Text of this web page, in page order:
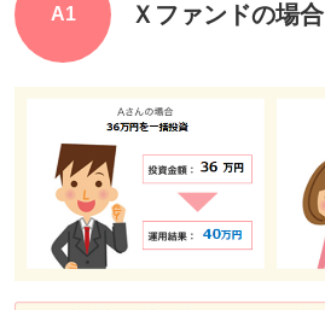
A1 Ｘファンドの場合